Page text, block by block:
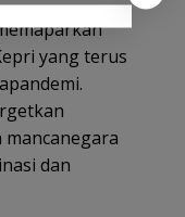
yang terus
dan